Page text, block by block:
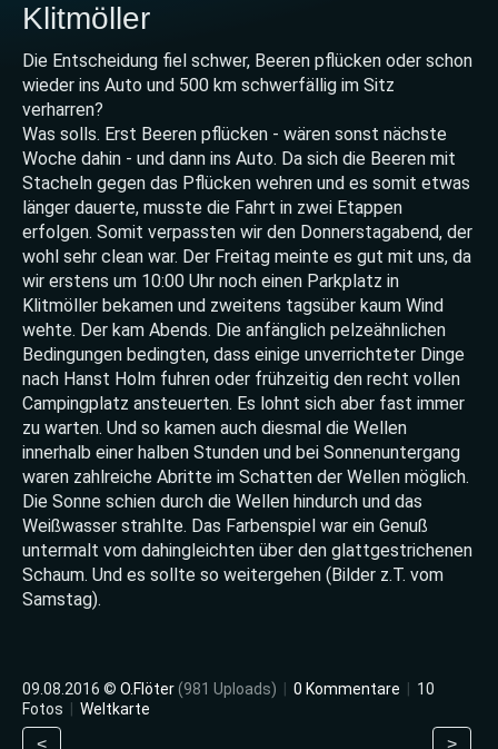
Klitmöller
Die Entscheidung fiel schwer, Beeren pflücken oder schon
wieder ins Auto und 500 km schwerfällig im Sitz
verharren?
Was solls. Erst Beeren pflücken - wären sonst nächste
Woche dahin - und dann ins Auto. Da sich die Beeren mit
Stacheln gegen das Pflücken wehren und es somit etwas
länger dauerte, musste die Fahrt in zwei Etappen
erfolgen. Somit verpassten wir den Donnerstagabend, der
wohl sehr clean war. Der Freitag meinte es gut mit uns, da
wir erstens um 10:00 Uhr noch einen Parkplatz in
Klitmöller bekamen und zweitens tagsüber kaum Wind
wehte. Der kam Abends. Die anfänglich pelzeähnlichen
Bedingungen bedingten, dass einige unverrichteter Dinge
nach Hanst Holm fuhren oder frühzeitig den recht vollen
Campingplatz ansteuerten. Es lohnt sich aber fast immer
zu warten. Und so kamen auch diesmal die Wellen
innerhalb einer halben Stunden und bei Sonnenuntergang
waren zahlreiche Abritte im Schatten der Wellen möglich.
Die Sonne schien durch die Wellen hindurch und das
Weißwasser strahlte. Das Farbenspiel war ein Genuß
untermalt vom dahingleichten über den glattgestrichenen
Schaum. Und es sollte so weitergehen (Bilder z.T. vom
Samstag).
09.08.2016 © O.Flöter(981 Uploads) 0 Kommentare
10
Fotos
Weltkarte
< >